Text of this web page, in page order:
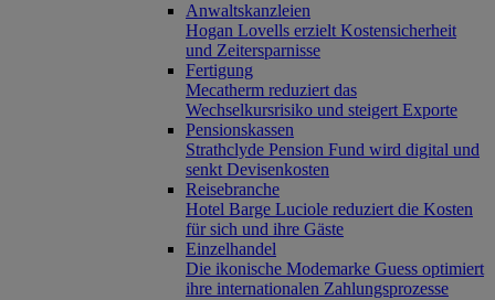
Anwaltskanzleien
Hogan Lovells erzielt Kostensicherheit
und Zeitersparnisse
Fertigung
Mecatherm reduziert das
Wechselkursrisiko und steigert Exporte
Pensionskassen
Strathclyde Pension Fund wird digital und
senkt Devisenkosten
Reisebranche
Hotel Barge Luciole reduziert die Kosten
für sich und ihre Gäste
Einzelhandel
Die ikonische Modemarke Guess optimiert
ihre internationalen Zahlungsprozesse